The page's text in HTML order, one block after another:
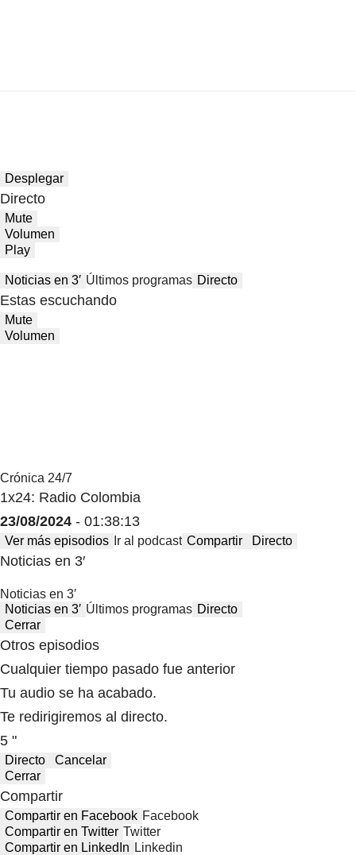
Desplegar
Directo
Mute
Volumen
Play
Noticias en 3′ Últimos programas Directo
Estas escuchando
Mute
Volumen
Crónica 24/7
1x24: Radio Colombia
23/08/2024 - 01:38:13
Ver más episodios Ir al podcast Compartir Directo
Noticias en 3′
Noticias en 3′
Noticias en 3′ Últimos programas Directo
Cerrar
Otros episodios
Cualquier tiempo pasado fue anterior
Tu audio se ha acabado.
Te redirigiremos al directo.
5 "
Directo
Cancelar
Cerrar
Compartir
Compartir en Facebook Facebook
Compartir en Twitter Twitter
Compartir en LinkedIn Linkedin